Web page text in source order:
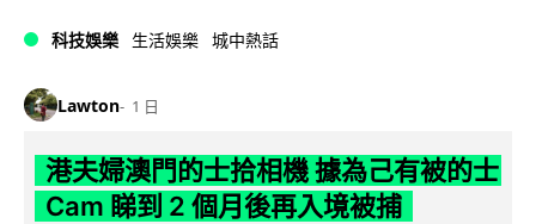
科技娛樂 生活娛樂 城中熱話
Lawton 1 日
港夫婦澳門的士拾相機 據為己有被的士
Cam 睇到 2 個月後再入境被捕